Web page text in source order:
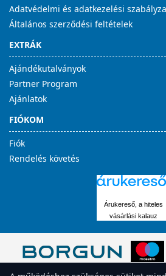
Adatvédelmi és adatkezelési
Általános szerződési feltételek
EXTRÁK
Ajándékutalványok
Partner Program
Ajánlatok
FIÓKOM
Fiók
Rendelés követés
Árukereső, a hiteles
vásárlási kalauz